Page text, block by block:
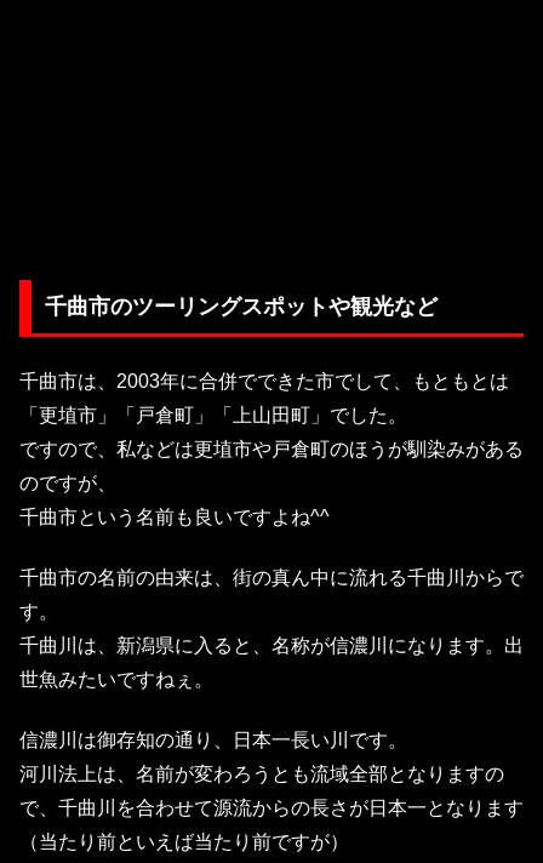
千曲市のツーリングスポットや観光など
千曲市は、2003年に合併でできた市でして、もともとは
「更埴市」「戸倉町」「上山田町」でした。
ですので、私などは更埴市や戸倉町のほうが馴染みがある
のですが、
千曲市という名前も良いですよね^^
千曲市の名前の由来は、街の真ん中に流れる千曲川からで
す。
千曲川は、新潟県に入ると、名称が信濃川になります。出
世魚みたいですねぇ。
信濃川は御存知の通り、日本一長い川です。
河川法上は、名前が変わろうとも流域全部となりますの
で、千曲川を合わせて源流からの長さが日本一となります
（当たり前といえば当たり前ですが）